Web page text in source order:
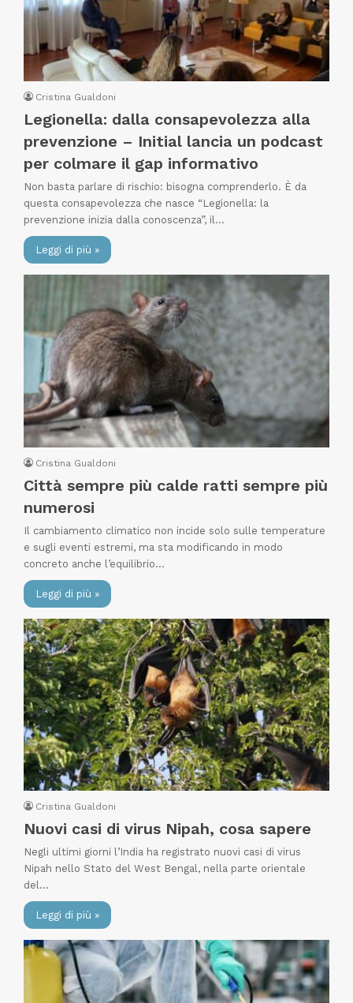
Cristina Gualdoni
Legionella: dalla consapevolezza alla
prevenzione – Initial lancia un podcast
per colmare il gap informativo
Non basta parlare di rischio: bisogna comprenderlo. È da
questa consapevolezza che nasce “Legionella: la
prevenzione inizia dalla conoscenza”, il…
Leggi di più »
Cristina Gualdoni
Città sempre più calde ratti sempre più
numerosi
Il cambiamento climatico non incide solo sulle temperature
e sugli eventi estremi, ma sta modificando in modo
concreto anche l’equilibrio…
Leggi di più »
Cristina Gualdoni
Nuovi casi di virus Nipah, cosa sapere
Negli ultimi giorni l’India ha registrato nuovi casi di virus
Nipah nello Stato del West Bengal, nella parte orientale
del…
Leggi di più »